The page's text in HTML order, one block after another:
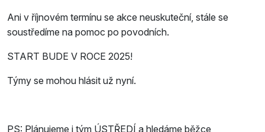
Ani v říjnovém termínu se akce neuskuteční, stále se
soustředíme na pomoc po povodních.
START BUDE V ROCE 2025!
Týmy se mohou hlásit už nyní.
PS: Plánujeme i tým ÚSTŘEDÍ a hledáme běžce